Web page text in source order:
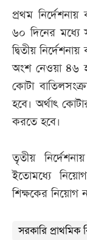
প্রথম
৬০ দিনের মধ্যে
দ্বিতীয়
অংশ নেওয়া ৪৬
কোটা
হবে। অর্থাৎ
করতে হবে।
তৃতীয়
ইতোমধ্যে
শিক্ষকের নিয়োগ
সরকারি প্রাথমিক